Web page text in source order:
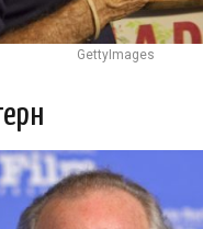
GettyImages